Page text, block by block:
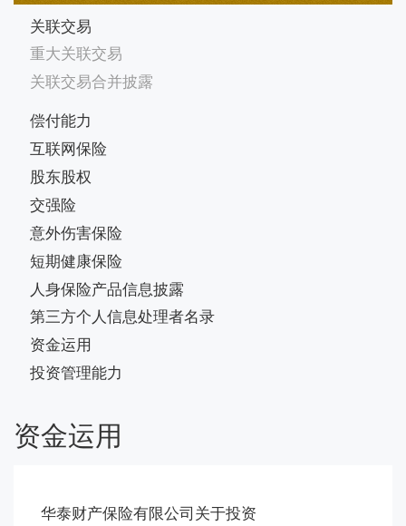
关联交易
重大关联交易
关联交易合并披露
偿付能力
互联网保险
股东股权
交强险
意外伤害保险
短期健康保险
人身保险产品信息披露
第三方个人信息处理者名录
资金运用
投资管理能力
资金运用
华泰财产保险有限公司关于投资